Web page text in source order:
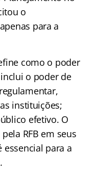
o
para a
como o poder
o poder de
instituições;
efetivo. O
RFB em seus
para a